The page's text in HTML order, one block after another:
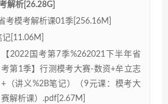
解析[26.28G]
考模考解析课01季[256.16M]
[11.06M]
【2022国考第7季%262021下半年省
考第1季】行测模考大赛-数资+牟立志
+（讲义%2B笔记）（9元课：模考大
赛解析课）.pdf[2.67M]